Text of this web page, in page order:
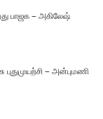
பாஜக – அகிலேஷ்
– அன்புமணி